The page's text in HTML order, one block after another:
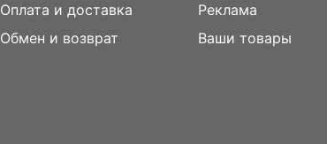
Оплата и доставка
Обмен и возврат
Реклама
Ваши товары